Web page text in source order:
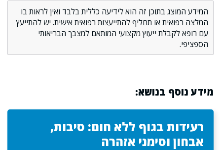
המידע המוצג בתוכן זה הוא לידיעה כללית בלבד ואין לראות בו
המלצה רפואית או תחליף להתייעצות רפואית אישית. יש להתייעץ
עם רופא לקבלת ייעוץ מקצועי המותאם למצבך הבריאותי
הספציפי.
מידע נוסף בנושא:
רעידות בגוף ללא חום: סיבות,
אבחון וסימני אזהרה